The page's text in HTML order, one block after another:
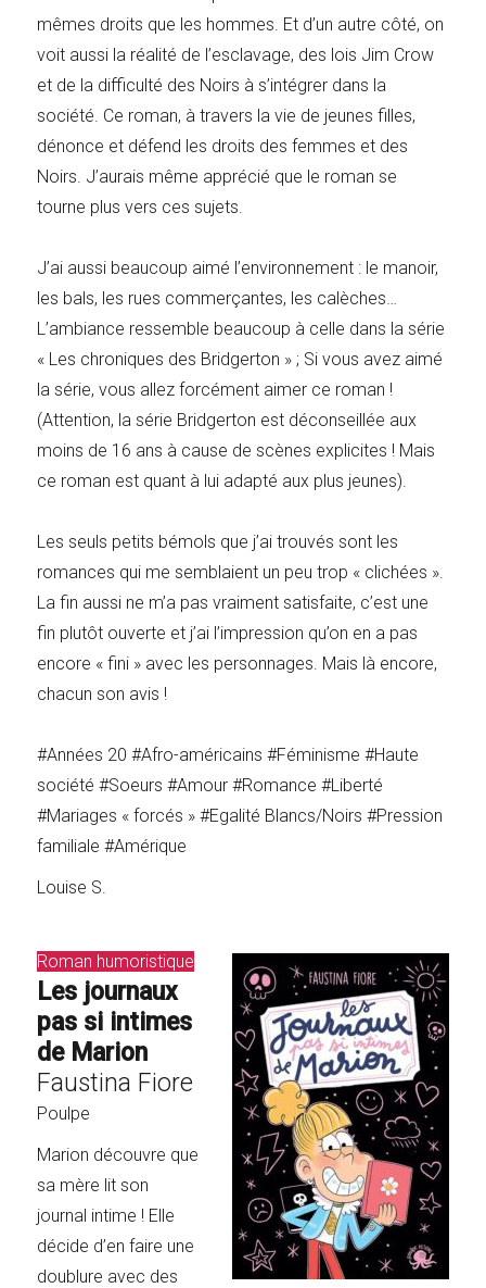
mêmes droits que les hommes. Et d’un autre côté, on
voit aussi la réalité de l’esclavage, des lois Jim Crow
et de la difficulté des Noirs à s’intégrer dans la
société. Ce roman, à travers la vie de jeunes filles,
dénonce et défend les droits des femmes et des
Noirs. J’aurais même apprécié que le roman se
tourne plus vers ces sujets.
J’ai aussi beaucoup aimé l’environnement : le manoir,
les bals, les rues commerçantes, les calèches…
L’ambiance ressemble beaucoup à celle dans la série
« Les chroniques des Bridgerton » ; Si vous avez aimé
la série, vous allez forcément aimer ce roman !
(Attention, la série Bridgerton est déconseillée aux
moins de 16 ans à cause de scènes explicites ! Mais
ce roman est quant à lui adapté aux plus jeunes).
Les seuls petits bémols que j’ai trouvés sont les
romances qui me semblaient un peu trop « clichées ».
La fin aussi ne m’a pas vraiment satisfaite, c’est une
fin plutôt ouverte et j’ai l’impression qu’on en a pas
encore « fini » avec les personnages. Mais là encore,
chacun son avis !
#Années 20 #Afro-américains #Féminisme #Haute
société #Soeurs #Amour #Romance #Liberté
#Mariages « forcés » #Egalité Blancs/Noirs #Pression
familiale #Amérique
Louise S.
Roman humoristique
Les journaux
pas si intimes
de Marion
Faustina Fiore
Poulpe
Marion découvre que
sa mère lit son
journal intime ! Elle
décide d’en faire une
doublure avec des